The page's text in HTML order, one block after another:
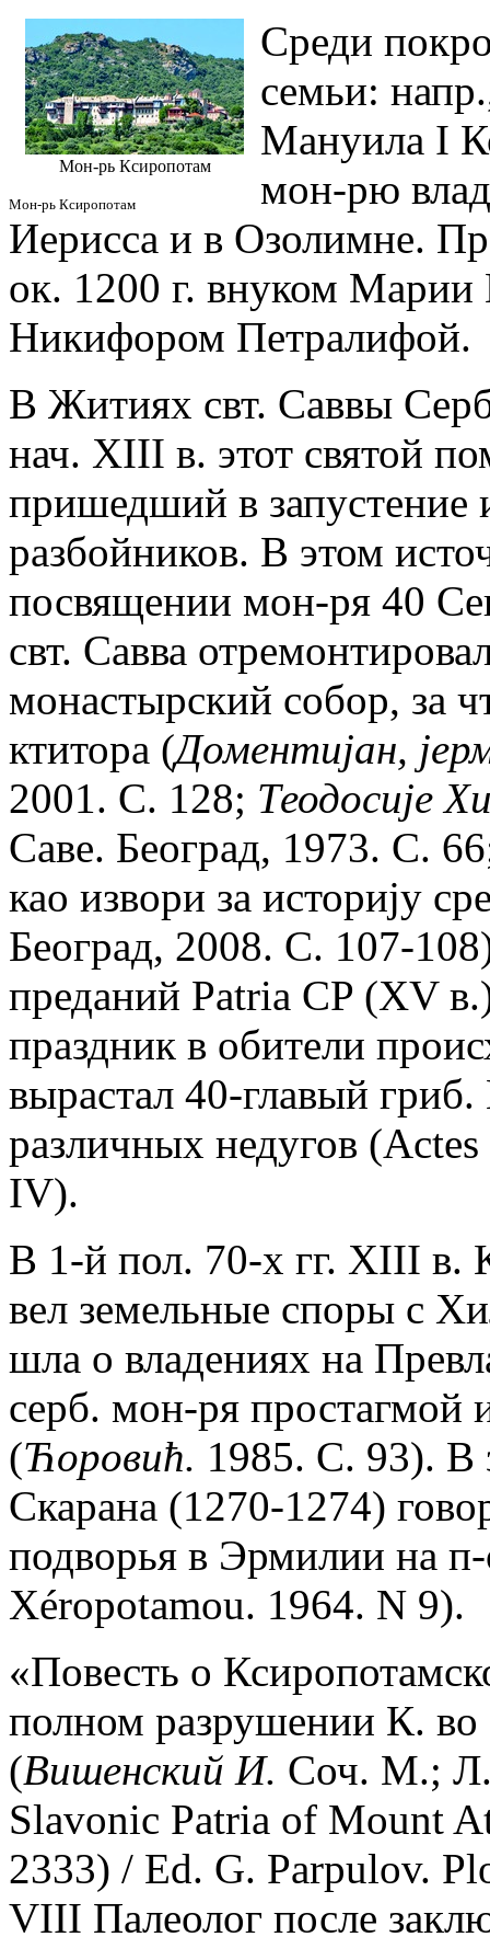
Мон-рь Ксиропотам
Мон-рь Ксиропотам
Среди
семьи:
Мануила I
мон-рю
Иерисса и в Озолимне.
ок. 1200 г. внуком Марии
Никифором Петралифой.
В Житиях свт. Саввы
нач. XIII в. этот святой
пришедший в запустение
разбойников. В этом
посвящении мон-ря 40
свт. Савва
монастырский собор, за
ктитора (Доментиjан,
2001. С. 128; Теодосиjе
Саве. Београд, 1973. С.
као извори за историjу
Београд, 2008. С. 107-
преданий Patria CP (XV
праздник в обители
вырастал 40-главый
различных недугов
IV).
В 1-й пол. 70-х гг. XIII в.
вел земельные споры с
шла о владениях на
серб. мон-ря
(Ћоровић. 1985. С. 93). В
Скарана (1270-1274)
подворья в Эрмилии на
Xéropotamou. 1964. N 9).
«Повесть о
полном разрушении К.
(Вишенский И. Соч. М.;
Slavonic Patria of Mount
2333) / Ed. G. Parpulov.
VIII Палеолог после